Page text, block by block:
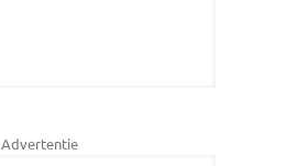
Advertentie